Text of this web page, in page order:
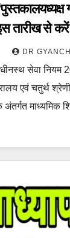
इस तारीख से
DR
सेवा
एवं चतुर्थ
माध्यमिक